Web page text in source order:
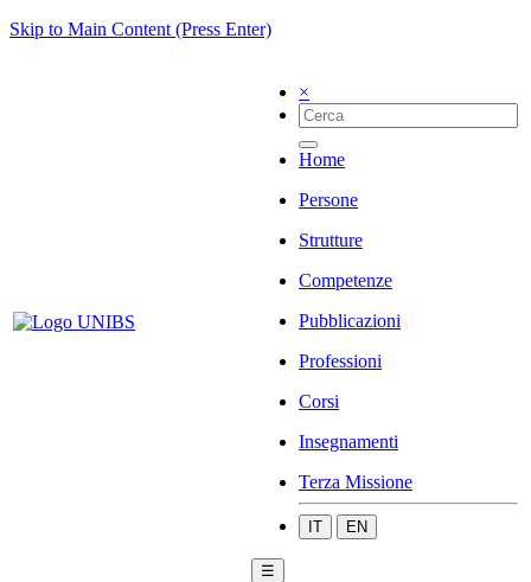
Skip to Main Content (Press Enter)
×
Home
Persone
Strutture
Competenze
Pubblicazioni
Professioni
Corsi
Insegnamenti
Terza Missione
IT EN
☰